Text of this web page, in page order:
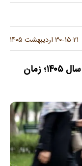
۱۵:۲۱-۳۰ اردیبهشت ۱۴۰۵
حقوق بازنشستگان تامین اجتماعی سال ۱۴۰۵؛ زمان